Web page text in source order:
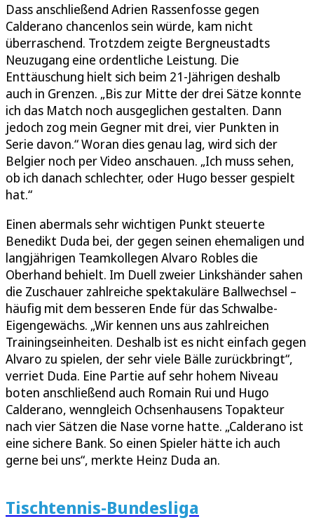
Dass anschließend Adrien Rassenfosse gegen
Calderano chancenlos sein würde, kam nicht
überraschend. Trotzdem zeigte Bergneustadts
Neuzugang eine ordentliche Leistung. Die
Enttäuschung hielt sich beim 21-Jährigen deshalb
auch in Grenzen. „Bis zur Mitte der drei Sätze konnte
ich das Match noch ausgeglichen gestalten. Dann
jedoch zog mein Gegner mit drei, vier Punkten in
Serie davon.“ Woran dies genau lag, wird sich der
Belgier noch per Video anschauen. „Ich muss sehen,
ob ich danach schlechter, oder Hugo besser gespielt
hat.“
Einen abermals sehr wichtigen Punkt steuerte
Benedikt Duda bei, der gegen seinen ehemaligen und
langjährigen Teamkollegen Alvaro Robles die
Oberhand behielt. Im Duell zweier Linkshänder sahen
die Zuschauer zahlreiche spektakuläre Ballwechsel –
häufig mit dem besseren Ende für das Schwalbe-
Eigengewächs. „Wir kennen uns aus zahlreichen
Trainingseinheiten. Deshalb ist es nicht einfach gegen
Alvaro zu spielen, der sehr viele Bälle zurückbringt“,
verriet Duda. Eine Partie auf sehr hohem Niveau
boten anschließend auch Romain Rui und Hugo
Calderano, wenngleich Ochsenhausens Topakteur
nach vier Sätzen die Nase vorne hatte. „Calderano ist
eine sichere Bank. So einen Spieler hätte ich auch
gerne bei uns“, merkte Heinz Duda an.
Tischtennis-Bundesliga